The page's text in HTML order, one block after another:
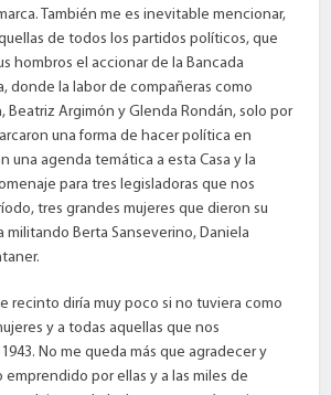
También me es inevitable mencionar,
de todos los partidos políticos, que
hombros el accionar de la Bancada
donde la labor de compañeras como
Beatriz Argimón y Glenda Rondán, solo por
una forma de hacer política en
una agenda temática a esta Casa y la
para tres legisladoras que nos
tres grandes mujeres que dieron su
militando Berta Sanseverino, Daniela
recinto diría muy poco si no tuviera como
y a todas aquellas que nos
No me queda más que agradecer y
emprendido por ellas y a las miles de